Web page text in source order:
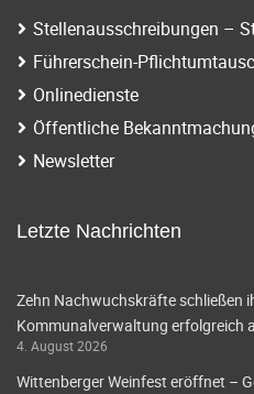
Stellenausschreibungen –
Führerschein-
Onlinedienste
Öffentliche
Newsletter
Letzte Nachrichten
Zehn Nachwuchskräfte schließen
Kommunalverwaltung erfolgreich
4. August 2026
Wittenberger Weinfest eröffnet –